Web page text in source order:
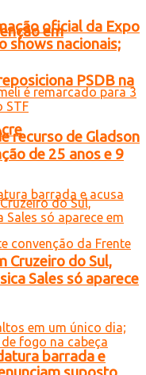
em
PSDB na
barrada e
oficial da Expo
shows nacionais;
recurso de Gladson
de 25 anos e 9
Cruzeiro do Sul,
Sales só aparece